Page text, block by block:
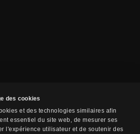
des cookies
et des technologies similaires afin
essentiel du site web, de mesurer ses
l'expérience utilisateur et de soutenir des